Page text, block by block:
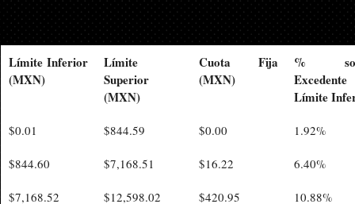
Límite Inferior
(MXN)
Límite
Superior
(MXN)
Cuota Fija
(MXN)
%
Límite
$0.01 $844.59 $0.00 1.92%
$844.60 $7,168.51 $16.22 6.40%
$7,168.52 $12,598.02 $420.95 10.88%